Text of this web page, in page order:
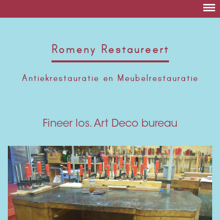
Romeny Restaureert
Antiekrestauratie en Meubelrestauratie
Fineer los. Art Deco bureau